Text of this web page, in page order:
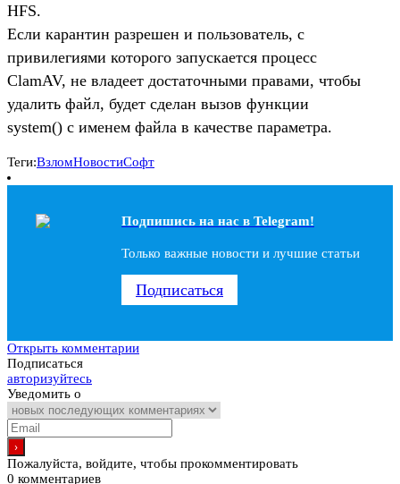
HFS.
Если карантин разрешен и пользователь, с
привилегиями которого запускается процесс
ClamAV, не владеет достаточными правами, чтобы
удалить файл, будет сделан вызов функции
system() с именем файла в качестве параметра.
Теги:ВзломНовостиСофт
Подпишись на наc в Telegram!
Только важные новости и лучшие статьи
Подписаться
Открыть комментарии
Подписаться
авторизуйтесь
Уведомить о
Пожалуйста, войдите, чтобы прокомментировать
0 комментариев